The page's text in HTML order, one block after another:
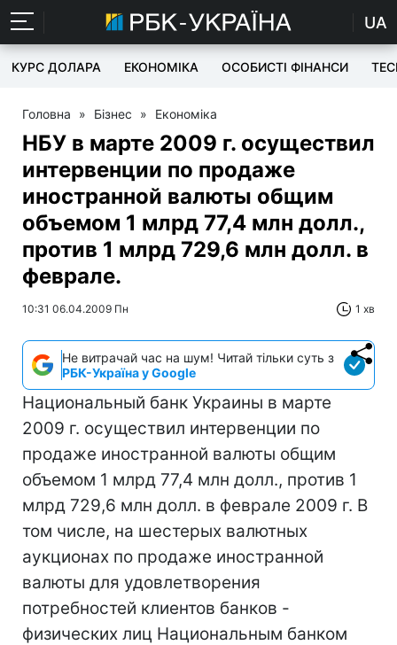
UA
КУРС ДОЛАРА ЕКОНОМІКА ОСОБИСТІ ФІНАНСИ
Головна » Бізнес » Економіка
НБУ в марте 2009 г. осуществил
интервенции по продаже
иностранной валюты общим
объемом 1 млрд 77,4 млн долл.,
против 1 млрд 729,6 млн долл. в
феврале.
10:31 06.04.2009 Пн 1 хв
Не витрачай час на шум! Читай тільки суть з
РБК-Україна у Google
Национальный банк Украины в марте
2009 г. осуществил интервенции по
продаже иностранной валюты общим
объемом 1 млрд 77,4 млн долл., против 1
млрд 729,6 млн долл. в феврале 2009 г. В
том числе, на шестерых валютных
аукционах по продаже иностранной
валюты для удовлетворения
потребностей клиентов банков -
физических лиц Национальным банком